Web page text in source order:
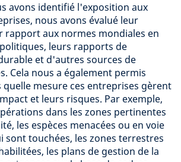
avons identifié l'exposition aux
nous avons évalué leur
rapport aux normes mondiales en
leurs rapports de
et d'autres sources de
Cela nous a également permis
quelle mesure ces entreprises gèrent
et leurs risques. Par exemple,
dans les zones pertinentes
les espèces menacées ou en voie
sont touchées, les zones terrestres
les plans de gestion de la